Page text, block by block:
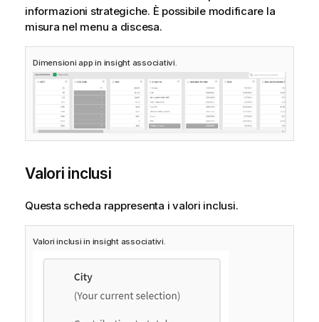
informazioni strategiche. È possibile modificare la
misura nel menu a discesa.
Dimensioni app in insight associativi.
Valori inclusi
Questa scheda rappresenta i valori inclusi.
Valori inclusi in insight associativi.